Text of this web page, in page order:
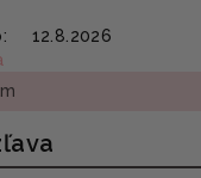
12.8.2026